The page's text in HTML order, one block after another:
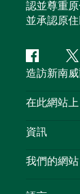
認並尊重
並承認原
Facebook嘰
喳
造訪新南威
聯絡我們
隱私
Cookie 通知
在此網站上
目的地
新南威爾士
資訊
旅行資訊
我們的網站